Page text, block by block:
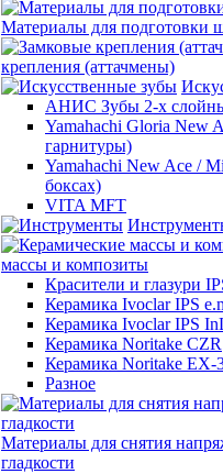
Материалы для подготовки
крепления (аттачмены)
АНИС Зубы 2-х
Yamahachi Gloria New
гарнитуры)
Yamahachi New Ace /
боксах)
VITA MFT
массы и композиты
Красители и глазури
Керамика Ivoclar IPS
Керамика Ivoclar IPS
Керамика Noritake CZR
Керамика Noritake EX-
Разное
Материалы для снятия
гладкости